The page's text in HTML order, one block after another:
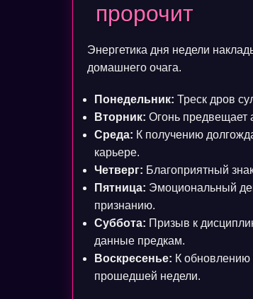
пророчит
Энергетика дня недели
домашнего очага.
Понедельник: Треск дров
Вторник: Огонь предвещает
Среда: К получению
карьере.
Четверг: Благоприятный
Пятница: Эмоциональный
признанию.
Суббота: Призыв к
данные предкам.
Воскресенье: К обновлению
прошедшей недели.